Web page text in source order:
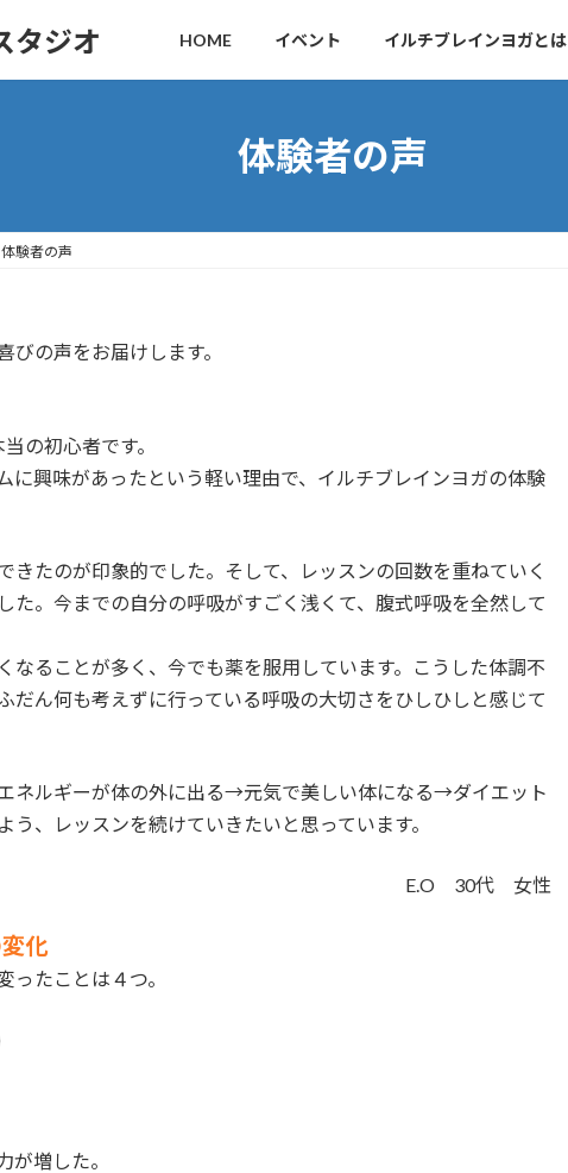
タジオ HOME イベント イルチブレインヨガとは
体験者の声
体験者の声
の声をお届けします。
の初心者です。
に興味があったという軽い理由で、イルチブレインヨガの体験
きたのが印象的でした。そして、レッスンの回数を重ねていく
た。今までの自分の呼吸がすごく浅くて、腹式呼吸を全然して
なることが多く、今でも薬を服用しています。こうした体調不
だん何も考えずに行っている呼吸の大切さをひしひしと感じて
ルギーが体の外に出る→元気で美しい体になる→ダイエット
、レッスンを続けていきたいと思っています。
E.O 30代 女性
化
ったことは４つ。
が増した。